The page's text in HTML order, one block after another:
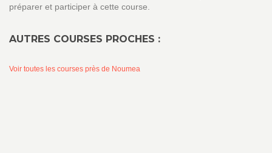
préparer et participer à cette course.
AUTRES COURSES PROCHES :
Voir toutes les courses près de Noumea